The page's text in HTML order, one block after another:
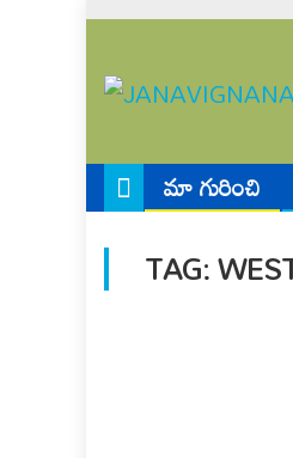
Skip
content
మా గురించి
TAG: